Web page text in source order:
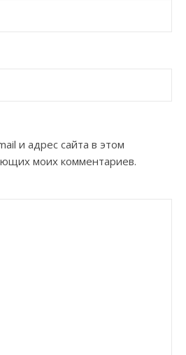
и адрес сайта в этом
моих комментариев.